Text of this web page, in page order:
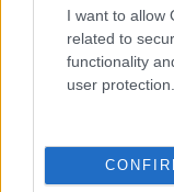
I want to allow
related to
functionality
user protection.